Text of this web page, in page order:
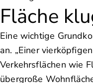
Fläche
Eine wichtige
an. „Einer
Verkehrsflächen wie
übergroße